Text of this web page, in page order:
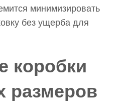
минимизировать
без ущерба для
коробки
размеров